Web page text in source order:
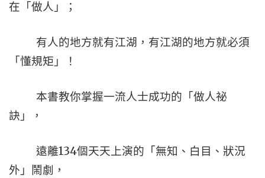
在「做人」；
有人的地方就有江湖，有江湖的地方就必須
「懂規矩」！
本書教你掌握一流人士成功的「做人祕
訣」，
遠離134個天天上演的「無知、白目、狀況
外」鬧劇，